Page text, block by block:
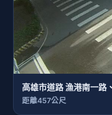
高雄市道路 漁港南一路
距離457公尺